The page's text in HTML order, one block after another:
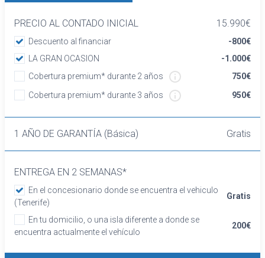
altura
Asientos traseros de dos plazas de tipo
abatible asimétrico
Volante revestido de cuero
Cierre centralizado con mando a distancia
Confort
Elevalunas eléctricos delanteros y traseros
con dos de ellos de un solo toque
endurecimiento progresivo s/velocidad
Sistema de ventilación
Aire acondicionado
Equipo de audio con radio FM 0 y radio
reproduce MP3
PRECIO AL CONTADO INICIAL 15.990€
Descuento al financiar
-800€
LA GRAN OCASION
-1.000€
Cobertura premium* durante 2 años
750€
Cobertura premium* durante 3 años
950€
1 AÑO DE GARANTÍA (Básica) Gratis
ENTREGA EN 2 SEMANAS*
En el concesionario donde se encuentra el vehiculo
(Tenerife)
Gratis
En tu domicilio, o una isla diferente a donde se
encuentra actualmente el vehículo
200€